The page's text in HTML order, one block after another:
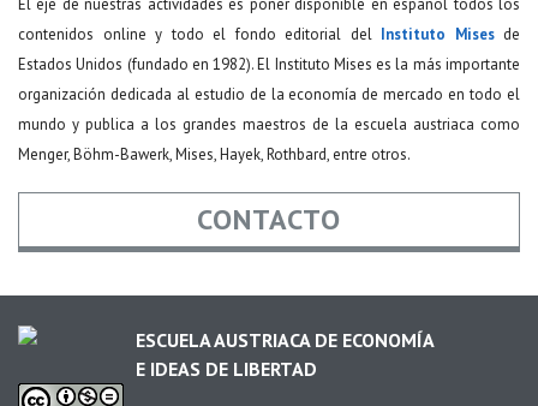
El eje de nuestras actividades es poner disponible en español todos los
contenidos online y todo el fondo editorial del Instituto Misesde
Estados Unidos (fundado en 1982). El Instituto Mises es la más importante
organización dedicada al estudio de la economía de mercado en todo el
mundo y publica a los grandes maestros de la escuela austriaca como
Menger, Böhm-Bawerk, Mises, Hayek, Rothbard, entre otros.
CONTACTO
ESCUELA AUSTRIACA DE ECONOMÍA
E IDEAS DE LIBERTAD